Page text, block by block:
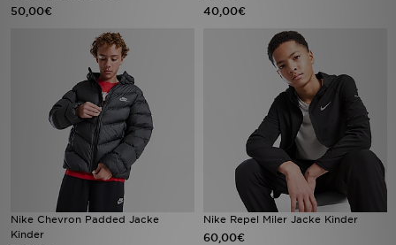
50,00€ 40,00€
Nike Chevron Padded Jacke
Kinder
Nike Repel Miler Jacke Kinder
60,00€